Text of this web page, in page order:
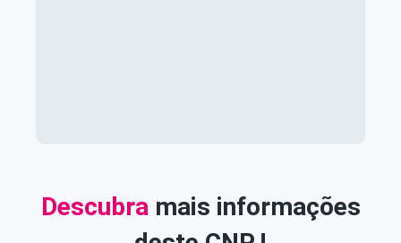
Descubra mais informações